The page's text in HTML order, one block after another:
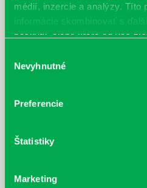
médií, inzercie a analýzy. Títo
informácie skombinovať s
poskytli, alebo ktoré od vás
súhlasu
Nevyhnutné
Preferencie
Štatistiky
Marketing
McGrath, Andy: Tadej Pogačar:
nezastaviteľný